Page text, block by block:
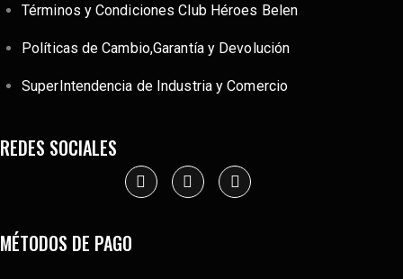
Términos y Condiciones Club Héroes Belen
Políticas de Cambio,Garantía y Devolución
SuperIntendencia de Industria y Comercio
REDES SOCIALES
MÉTODOS DE PAGO